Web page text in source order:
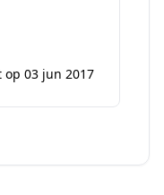
03 jun 2017